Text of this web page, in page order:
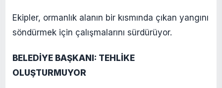
Ekipler, ormanlık alanın bir kısmında çıkan yangını
söndürmek için çalışmalarını sürdürüyor.
BELEDİYE BAŞKANI: TEHLİKE
OLUŞTURMUYOR